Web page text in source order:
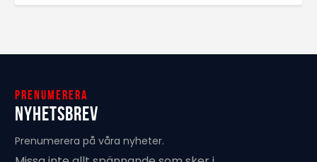
Prenumerera
Nyhetsbrev
Prenumerera på våra nyheter.